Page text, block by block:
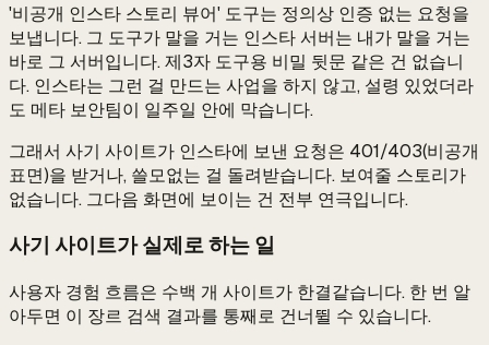
'비공개 인스타 스토리 뷰어' 도구는 정의상 인증 없는 요청을
보냅니다. 그 도구가 말을 거는 인스타 서버는 내가 말을 거는
바로 그 서버입니다. 제3자 도구용 비밀 뒷문 같은 건 없습니
다. 인스타는 그런 걸 만드는 사업을 하지 않고, 설령 있었더라
도 메타 보안팀이 일주일 안에 막습니다.
그래서 사기 사이트가 인스타에 보낸 요청은 401/403(비공개
표면)을 받거나, 쓸모없는 걸 돌려받습니다. 보여줄 스토리가
없습니다. 그다음 화면에 보이는 건 전부 연극입니다.
사기 사이트가 실제로 하는 일
사용자 경험 흐름은 수백 개 사이트가 한결같습니다. 한 번 알
아두면 이 장르 검색 결과를 통째로 건너뛸 수 있습니다.